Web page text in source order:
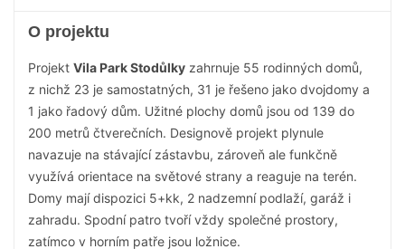
O projektu
Projekt Vila Park Stodůlky zahrnuje 55 rodinných domů,
z nichž 23 je samostatných, 31 je řešeno jako dvojdomy a
1 jako řadový dům. Užitné plochy domů jsou od 139 do
200 metrů čtverečních. Designově projekt plynule
navazuje na stávající zástavbu, zároveň ale funkčně
využívá orientace na světové strany a reaguje na terén.
Domy mají dispozici 5+kk, 2 nadzemní podlaží, garáž i
zahradu. Spodní patro tvoří vždy společné prostory,
zatímco v horním patře jsou ložnice.